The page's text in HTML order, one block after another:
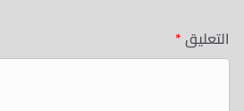
التعليق*